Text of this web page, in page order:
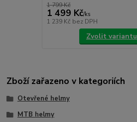
1 799 Kč
1 499 Kč/ks
1 239 Kč bez DPH
Zvolit variantu
Zboží zařazeno v kategoriích
Otevřené helmy
MTB helmy